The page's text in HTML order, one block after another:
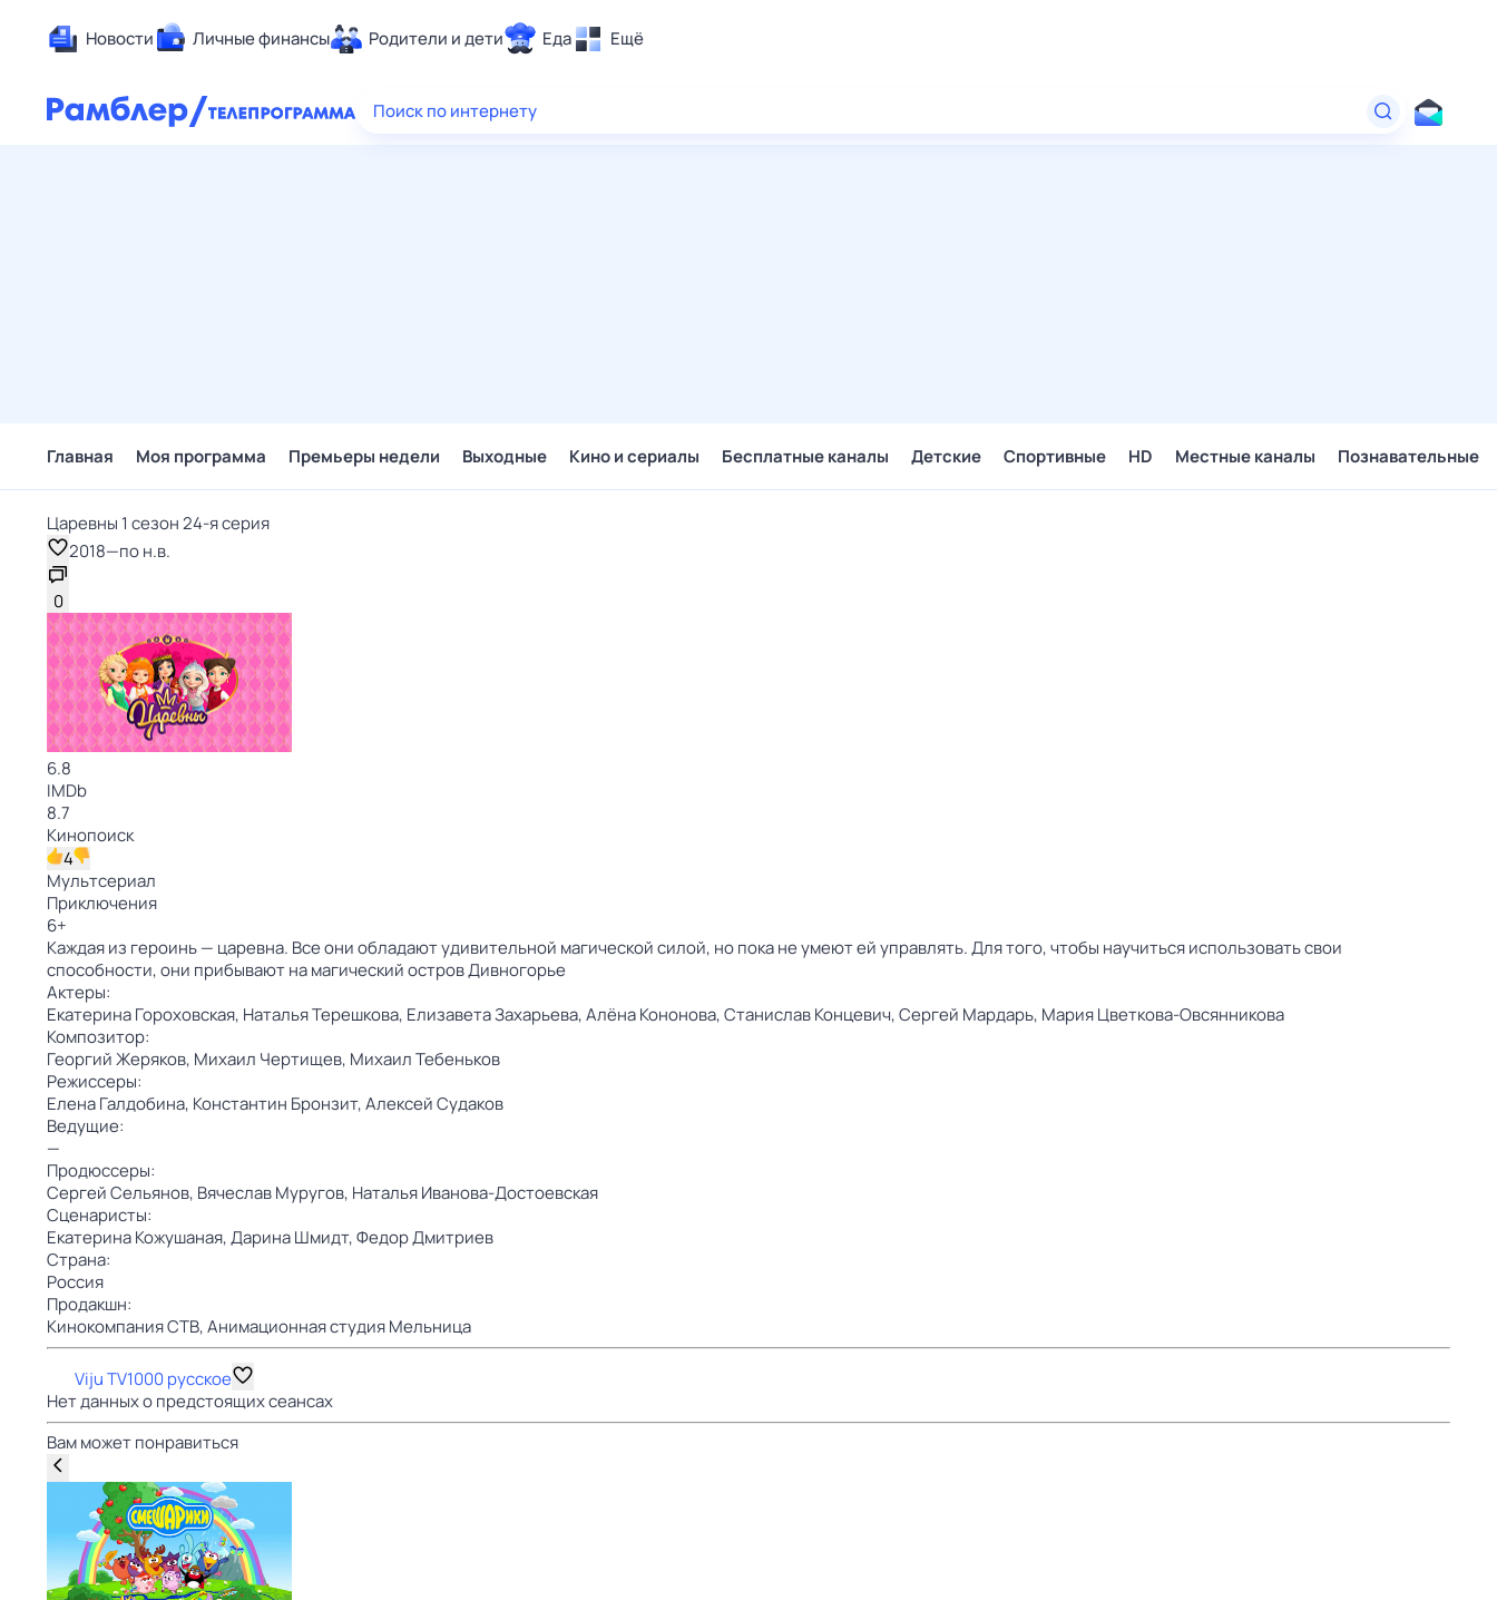
Новости Личные финансы Родители и дети Еда Ещё
Здоровье
Поиск по интернету
Главная Моя программа Премьеры недели Выходные Кино и сериалы Бесплатные каналы Детские Спортивные HD Местные каналы Познавательные
Царевны 1 сезон 24-я серия
2018—по н.в.
0
6.8
IMDb
8.7
Кинопоиск
4
Мультсериал
Приключения
6+
Каждая из героинь — царевна. Все они обладают удивительной магической силой, но пока не умеют ей управлять. Для того, чтобы научиться использовать свои
способности, они прибывают на магический остров Дивногорье
Актеры:
Екатерина Гороховская, Наталья Терешкова, Елизавета Захарьева,Алёна Кононова,Станислав Концевич,Сергей Мардарь, Мария Цветкова-Овсянникова
Композитор:
Георгий Жеряков, Михаил Чертищев, Михаил Тебеньков
Режиссеры:
Елена Галдобина, Константин Бронзит,Алексей Судаков
Ведущие:
—
Продюссеры:
Сергей Сельянов, Вячеслав Муругов, Наталья Иванова-Достоевская
Сценаристы:
Екатерина Кожушаная,Дарина Шмидт,Федор Дмитриев
Страна:
Россия
Продакшн:
Кинокомпания СТВ,Анимационная студия Мельница
Viju TV1000 русское
Нет данных о предстоящих сеансах
Вам может понравиться